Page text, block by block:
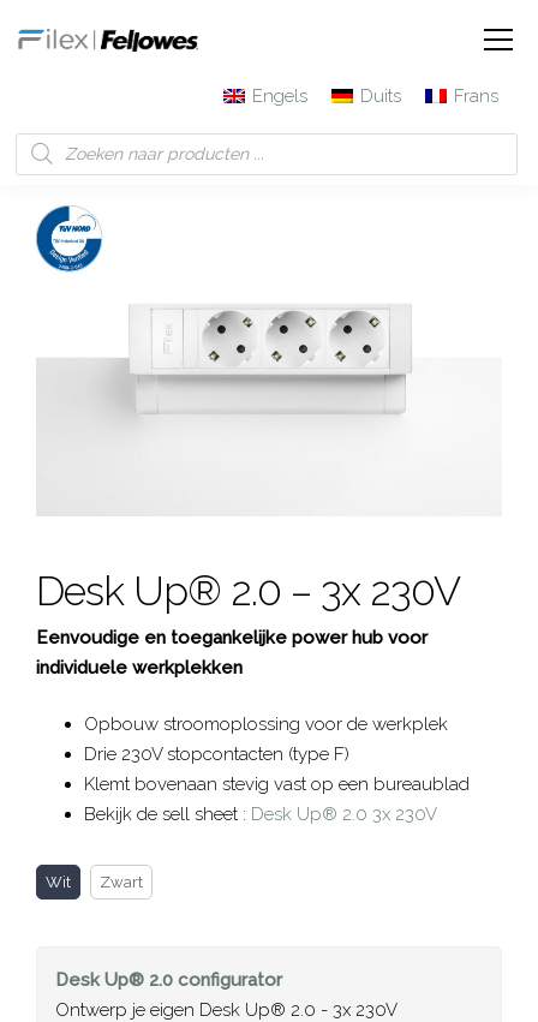
Engels Duits
Frans
Desk Up® 2.0 – 3x 230V
Eenvoudige en toegankelijke power hub voor
individuele werkplekken
Opbouw stroomoplossing voor de werkplek
Drie 230V stopcontacten (type F)
Klemt bovenaan stevig vast op een bureaublad
Bekijk de sell sheet : Desk Up® 2.0 3x 230V
Wit Zwart
Desk Up® 2.0 configurator
Ontwerp je eigen Desk Up® 2.0 - 3x 230V